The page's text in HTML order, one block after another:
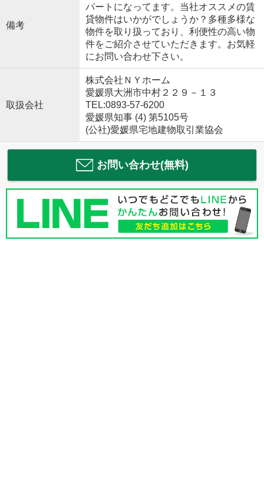
備考
パートになってます。当社オススメの賃
貸物件はいかがでしょうか？多種多様な
物件を取り扱っており、利便性の高い物
件をご紹介させていただきます。お気軽
にお問い合わせ下さい。
取扱会社
株式会社ＮＹホーム
愛媛県大洲市中村２２９－１３
TEL:0893-57-6200
愛媛県知事 (4) 第5105号
(公社)愛媛県宅地建物取引業協会
お問い合わせ(無料)